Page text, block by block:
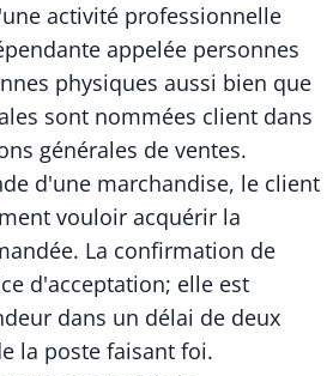
activité professionnelle
appelée personnes
physiques aussi bien que
sont nommées client dans
générales de ventes.
d'une marchandise, le client
vouloir acquérir la
La confirmation de
d'acceptation; elle est
dans un délai de deux
la poste faisant foi.